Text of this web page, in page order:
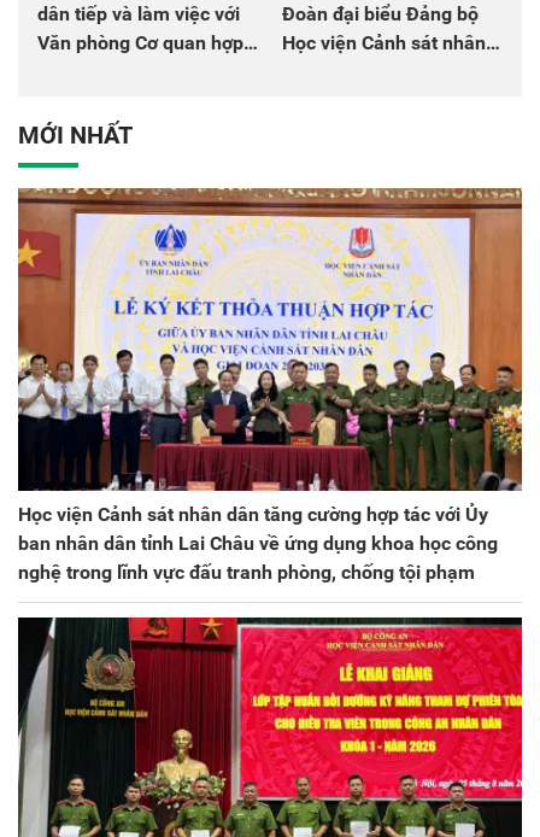
dân tiếp và làm việc với
Văn phòng Cơ quan hợp
Đoàn đại biểu Đảng bộ
Học viện Cảnh sát nhân
MỚI NHẤT
Học viện Cảnh sát nhân dân tăng cường hợp tác với Ủy
ban nhân dân tỉnh Lai Châu về ứng dụng khoa học công
nghệ trong lĩnh vực đấu tranh phòng, chống tội phạm